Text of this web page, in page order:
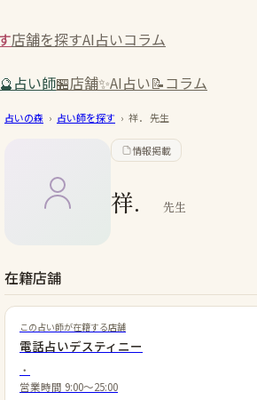
店舗を探すAI占いコラム
🔮占い師🏪店舗✨AI占い📝コラム
占いの森 › 占い師を探す › 祥． 先生
情報掲載
祥． 先生
在籍店舗
この占い師が在籍する店舗
電話占いデスティニー
・
営業時間 9:00～25:00